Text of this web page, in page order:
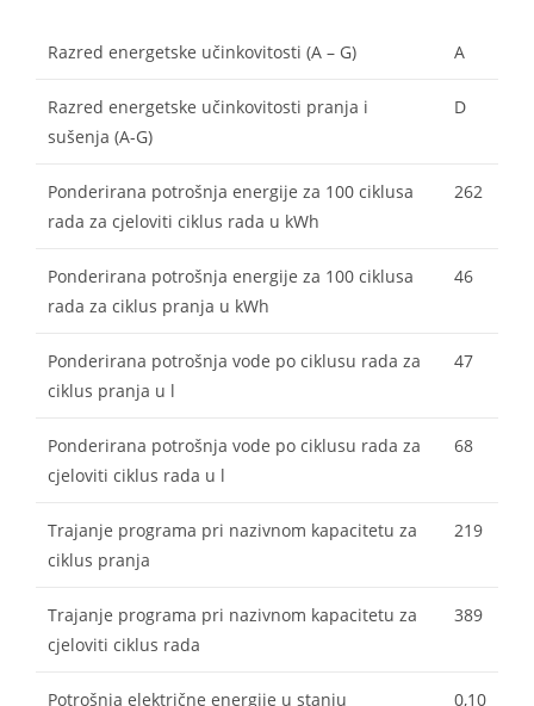
Razred energetske učinkovitosti (A – G) A
Razred energetske učinkovitosti pranja i
sušenja (A-G)
D
Ponderirana potrošnja energije za 100 ciklusa
rada za cjeloviti ciklus rada u kWh
262
Ponderirana potrošnja energije za 100 ciklusa
rada za ciklus pranja u kWh
46
Ponderirana potrošnja vode po ciklusu rada za
ciklus pranja u l
47
Ponderirana potrošnja vode po ciklusu rada za
cjeloviti ciklus rada u l
68
Trajanje programa pri nazivnom kapacitetu za
ciklus pranja
219
Trajanje programa pri nazivnom kapacitetu za
cjeloviti ciklus rada
389
Potrošnja električne energije u stanju
0,10